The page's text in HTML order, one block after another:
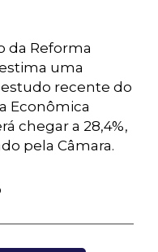
da Reforma
uma
recente do
Econômica
chegar a 28,4%,
pela Câmara.